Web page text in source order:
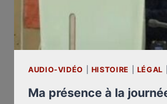
AUDIO-VIDÉO HISTOIRE LÉGAL
Ma présence à la